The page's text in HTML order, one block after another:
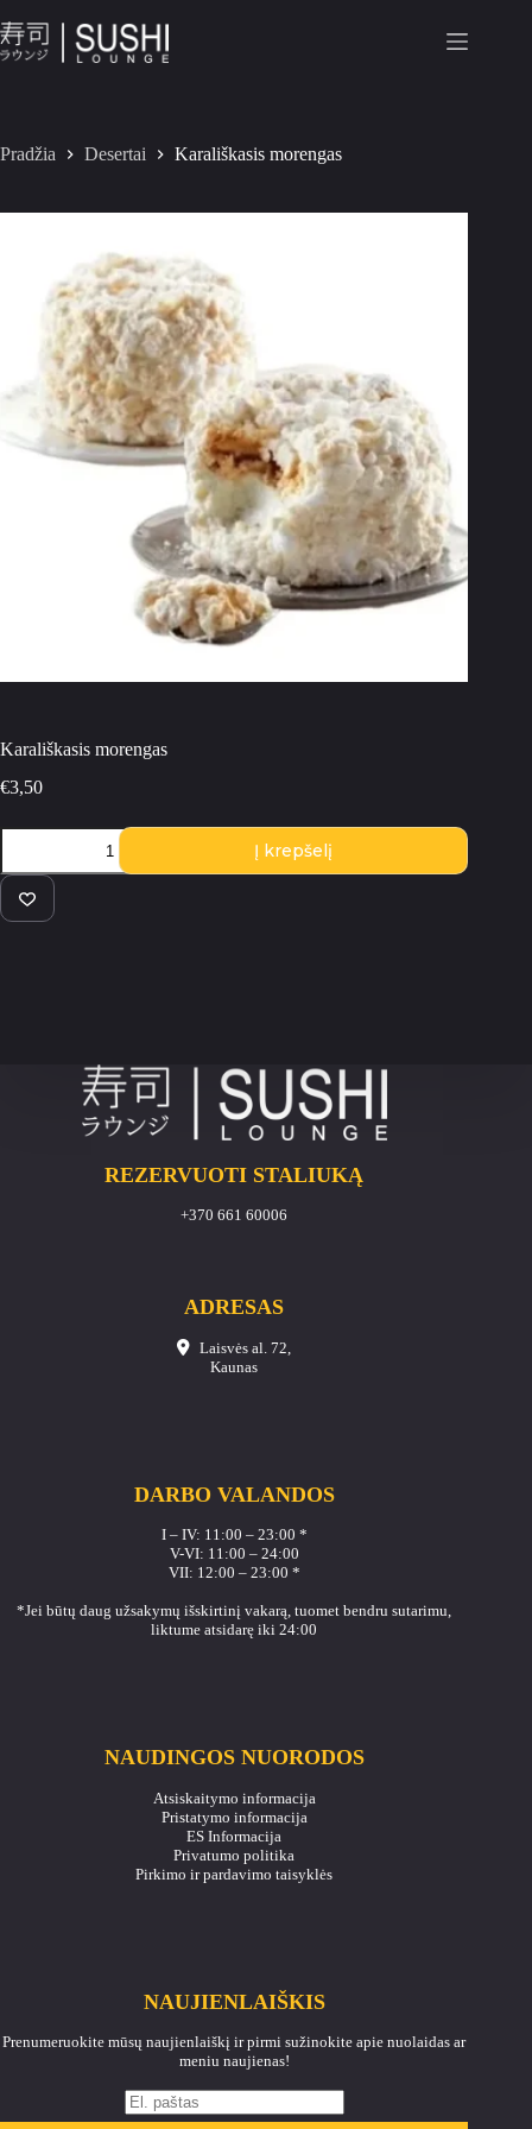
Pradžia Desertai Karališkasis morengas
Karališkasis morengas
€3,50
produkto
Karališkasis
morengas
Į krepšelį
REZERVUOTI STALIUKĄ
+370 661 60006
ADRESAS
Laisvės al. 72,
Kaunas
DARBO VALANDOS
I – IV: 11:00 – 23:00 *
V-VI: 11:00 – 24:00
VII: 12:00 – 23:00 *
*Jei būtų daug užsakymų išskirtinį vakarą, tuomet bendru sutarimu,
liktume atsidarę iki 24:00
NAUDINGOS NUORODOS
Atsiskaitymo informacija
Pristatymo informacija
ES Informacija
Privatumo politika
Pirkimo ir pardavimo taisyklės
NAUJIENLAIŠKIS
Prenumeruokite mūsų naujienlaiškį ir pirmi sužinokite apie nuolaidas ar
meniu naujienas!